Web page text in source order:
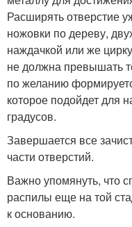
Расширять отверстие
ножовки по дереву,
наждачкой или же
не должна превышать
по желанию
которое подойдет для
градусов.
Завершается все
части отверстий.
Важно упомянуть, что
распилы еще на той
к основанию.